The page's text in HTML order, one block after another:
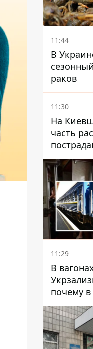
11:44
В
раков
11:30
На
часть
ракет
11:29
В
почему в
время